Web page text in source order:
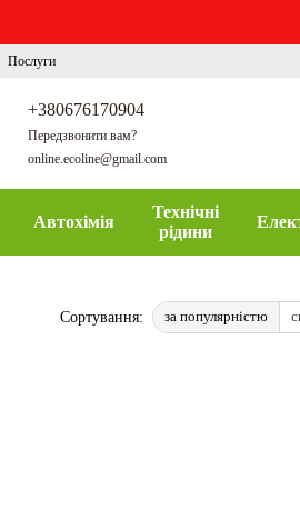
Послуги
+380676170904
Передзвонити вам?
online.ecoline@gmail.com
Автохімія
Технічні
рідини
Сортування: за популярністю